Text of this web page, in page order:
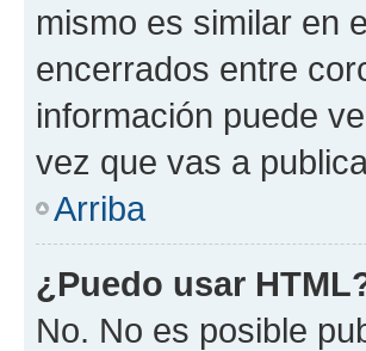
mismo es similar en
encerrados entre
información puede
vez que vas a
Arriba
¿Puedo usar
No. No es posible